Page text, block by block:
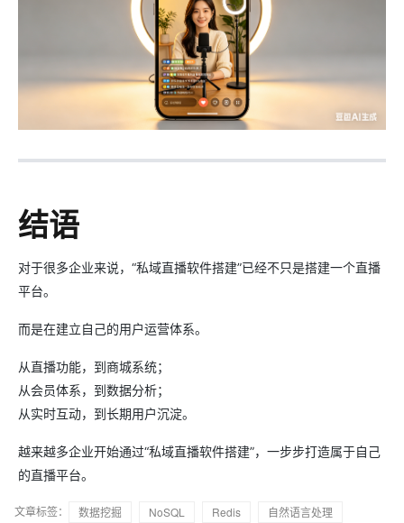
结语
对于很多企业来说，“私域直播软件搭建”已经不只是搭建一个直播
平台。
而是在建立自己的用户运营体系。
从直播功能，到商城系统；
从会员体系，到数据分析；
从实时互动，到长期用户沉淀。
越来越多企业开始通过“私域直播软件搭建”，一步步打造属于自己
的直播平台。
文章标签： 数据挖掘 NoSQL Redis
自然语言处理